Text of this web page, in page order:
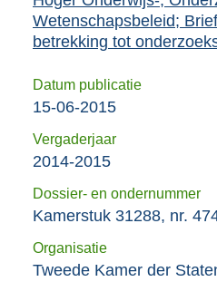
Wetenschapsbeleid;
betrekking tot
Datum publicatie
15-06-2015
Vergaderjaar
2014-2015
Dossier- en ondernummer
Kamerstuk 31288, nr.
Organisatie
Tweede Kamer der